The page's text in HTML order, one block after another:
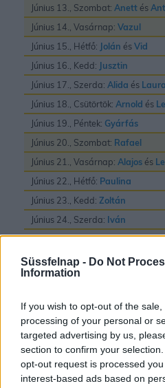
Süssfelnap - Do Not
Information
If you wish to opt-out of the
processing of your personal or
targeted advertising by us,
section to confirm your
opt-out request is processed
interest-based ads based on
Június 13., Szombat: Anett és
Június 14., Vasárnap: Vazul
Június 15., Hétfő: Jolán ésVid
Június 16., Kedd: Jusztin
Június 17., Szerda: Alida és Laura
Június 18., Csütörtök: Arnold és
Június 19., Péntek: Gyárfás
Június 20., Szombat: Rafael
Június 21., Vasárnap: Alajos és
Június 22., Hétfő: Paulina
Június 23., Kedd: Zoltán
Június 24., Szerda: Iván
Június 25., Csütörtök:Vilmos
Június 26., Péntek: János ésPál
Június 27., Szombat:
Június 29., Hétfő:
Péter
Június 30., Kedd:Pál